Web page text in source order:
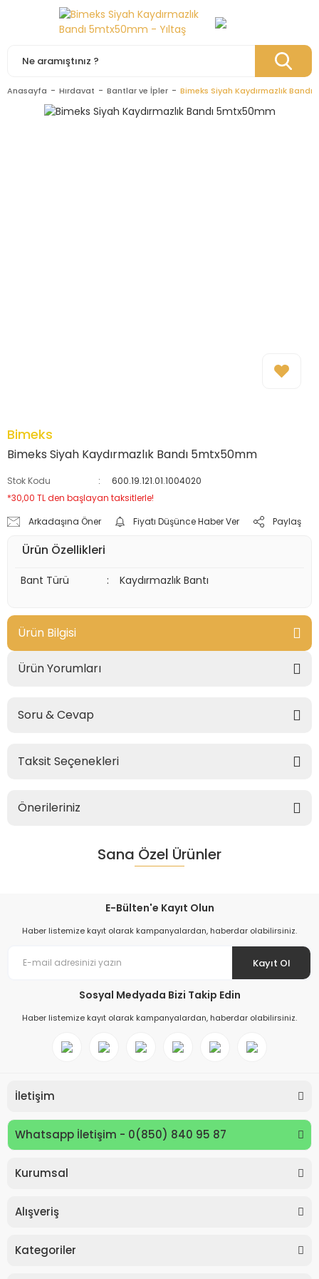
Anasayfa Hırdavat Bantlar ve İpler Bimeks Siyah Kaydırmazlık Bandı
Bimeks
Bimeks Siyah Kaydırmazlık Bandı 5mtx50mm
Stok Kodu
600.19.121.01.1004020
*30,00 TL den başlayan taksitlerle!
Arkadaşına Öner
Fiyatı Düşünce Haber Ver Paylaş
Ürün Özellikleri
Bant Türü : Kaydırmazlık Bantı
Ürün Bilgisi
Ürün Yorumları
Soru & Cevap
Taksit Seçenekleri
Önerileriniz
Sana Özel Ürünler
E-Bülten'e Kayıt Olun
Haber listemize kayıt olarak kampanyalardan, haberdar olabilirsiniz.
Kayıt Ol
Sosyal Medyada Bizi Takip Edin
Haber listemize kayıt olarak kampanyalardan, haberdar olabilirsiniz.
İletişim
Whatsapp İletişim - 0(850) 840 95 87
Kurumsal
Alışveriş
Kategoriler